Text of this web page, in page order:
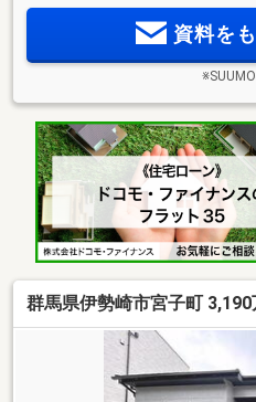
資料を
群馬県伊勢崎市宮子町 3,190